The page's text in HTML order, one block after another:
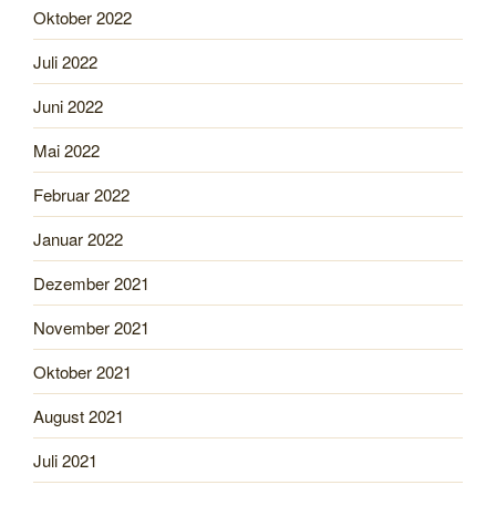
Oktober 2022
Juli 2022
Juni 2022
Mai 2022
Februar 2022
Januar 2022
Dezember 2021
November 2021
Oktober 2021
August 2021
Juli 2021